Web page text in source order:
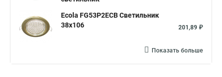
Ecola FG53P2ECB Светильник
38x106
201,89 ₽
Показать больше